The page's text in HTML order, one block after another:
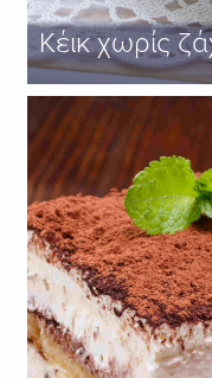
Κέικ χωρίς